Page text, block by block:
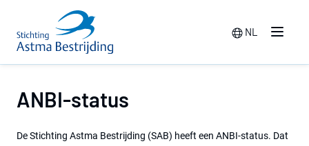
Menu
NL
ANBI-status
De Stichting Astma Bestrijding (SAB) heeft een ANBI-status. Dat